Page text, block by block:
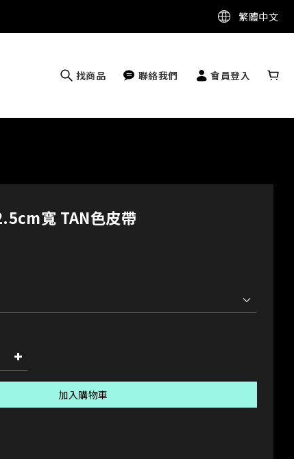
繁體中文
找商品 聯絡我們 會員登入
寬 TAN色皮帶
加入購物車